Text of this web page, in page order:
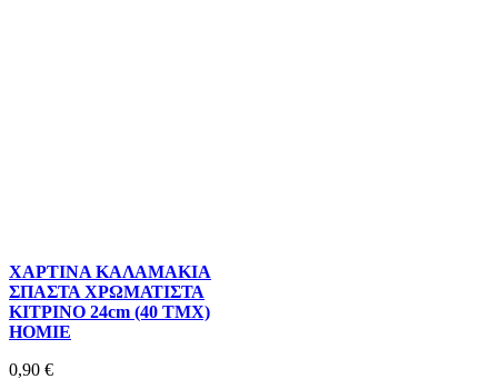
ΧΑΡΤΙΝΑ ΚΑΛΑΜΑΚΙΑ
ΣΠΑΣΤΑ ΧΡΩΜΑΤΙΣΤΑ
ΚΙΤΡΙΝΟ 24cm (40 ΤΜΧ)
HOMIE
0,90 €